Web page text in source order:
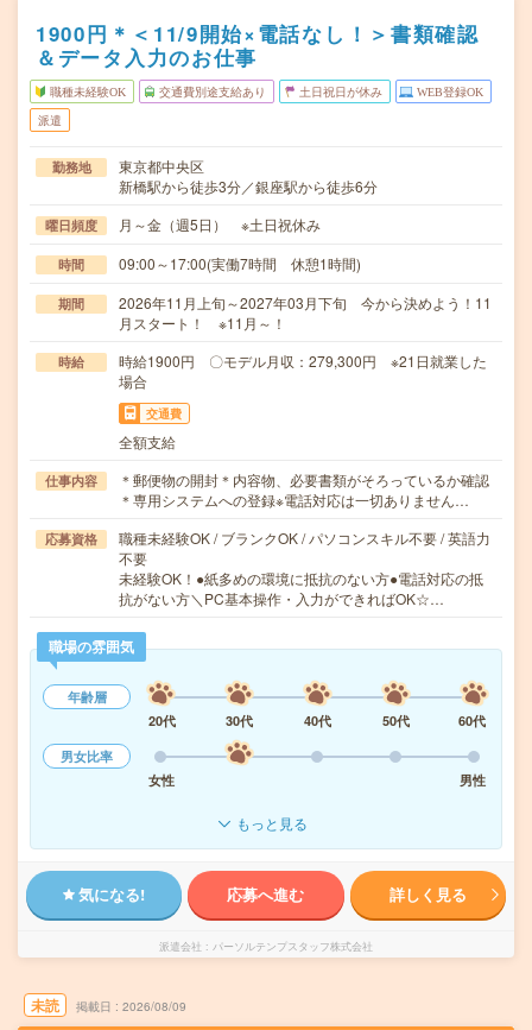
1900円＊＜11/9開始×電話なし！＞書類確認
＆データ入力のお仕事
職種未経験OK 交通費別途支給あり 土日祝日が休み WEB登録OK
派遣
勤務地
東京都中央区
新橋駅から徒歩3分／銀座駅から徒歩6分
曜日頻度 月～金（週5日） ※土日祝休み
時間 09:00～17:00(実働7時間 休憩1時間)
期間
2026年11月上旬～2027年03月下旬 今から決めよう！11
月スタート！ ※11月～！
時給
時給1900円 〇モデル月収：279,300円 ※21日就業した
場合
交通費
全額支給
仕事内容
＊郵便物の開封＊内容物、必要書類がそろっているか確認
＊専用システムへの登録※電話対応は一切ありません…
応募資格
職種未経験OK / ブランクOK / パソコンスキル不要 / 英語力
不要
未経験OK！●紙多めの環境に抵抗のない方●電話対応の抵
抗がない方＼PC基本操作・入力ができればOK☆…
職場の雰囲気
年齢層
20代
30代 40代 50代
60代
男女比率
女性
男性
もっと見る
気になる! 応募へ進む 詳しく見る
派遣会社 パーソルテンプスタッフ株式会社
未読 掲載日 2026/08/09